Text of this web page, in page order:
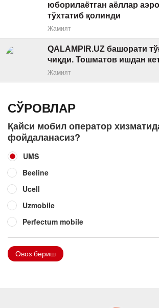
юборилаётган аёллар
тўхтатиб қолинди
Жамият
QALAMPIR.UZ башорати
чиқди. Тошматов ишдан
Жамият
СЎРОВЛАР
Қайси мобил оператор
фойдаланасиз?
UMS
Beeline
Ucell
Uzmobile
Perfectum mobile
Овоз бериш